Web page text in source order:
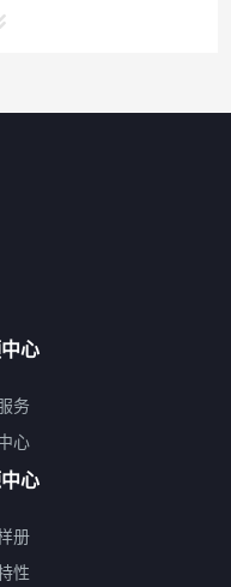
资料
心
务
心
心
册
性